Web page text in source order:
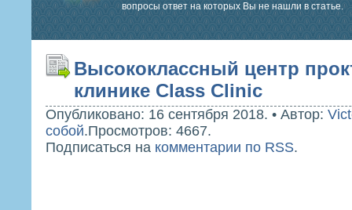
вопросы ответ на которых Вы не нашли в статье.
Высококлассный центр
клинике Class Clinic
Опубликовано: 16 сентября 2018. • Автор:
собой.Просмотров: 4667.
Подписаться на комментарии по RSS.